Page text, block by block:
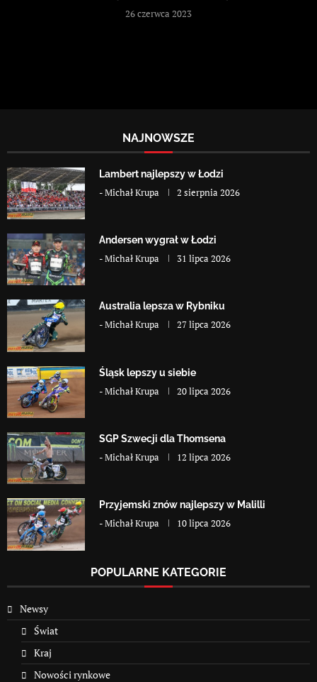
26 czerwca 2023
NAJNOWSZE
Lambert najlepszy w Łodzi
-Michał Krupa 2 sierpnia 2026
Andersen wygrał w Łodzi
-Michał Krupa 31 lipca 2026
Australia lepsza w Rybniku
-Michał Krupa 27 lipca 2026
Śląsk lepszy u siebie
-Michał Krupa 20 lipca 2026
SGP Szwecji dla Thomsena
-Michał Krupa 12 lipca 2026
Przyjemski znów najlepszy w Malilli
-Michał Krupa 10 lipca 2026
POPULARNE KATEGORIE
Newsy
Świat
Kraj
Nowości rynkowe